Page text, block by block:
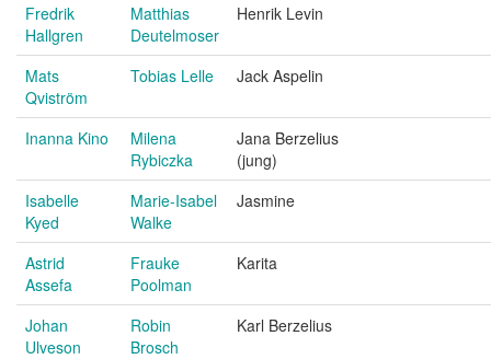
Fredrik
Hallgren
Matthias
Deutelmoser
Henrik Levin
Mats
Qviström
Tobias Lelle Jack Aspelin
Inanna Kino
Milena
Rybiczka
Jana Berzelius
(jung)
Isabelle
Kyed
Marie-Isabel
Walke
Jasmine
Astrid
Assefa
Frauke
Poolman
Karita
Johan
Ulveson
Robin
Brosch
Karl Berzelius